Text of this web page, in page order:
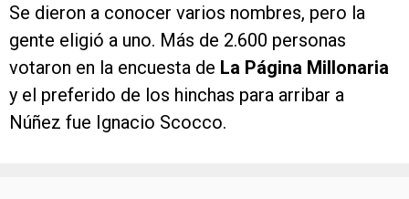
Se dieron a conocer varios nombres, pero la
gente eligió a uno. Más de 2.600 personas
votaron en la encuesta de La Página Millonaria
y el preferido de los hinchas para arribar a
Núñez fue Ignacio Scocco.